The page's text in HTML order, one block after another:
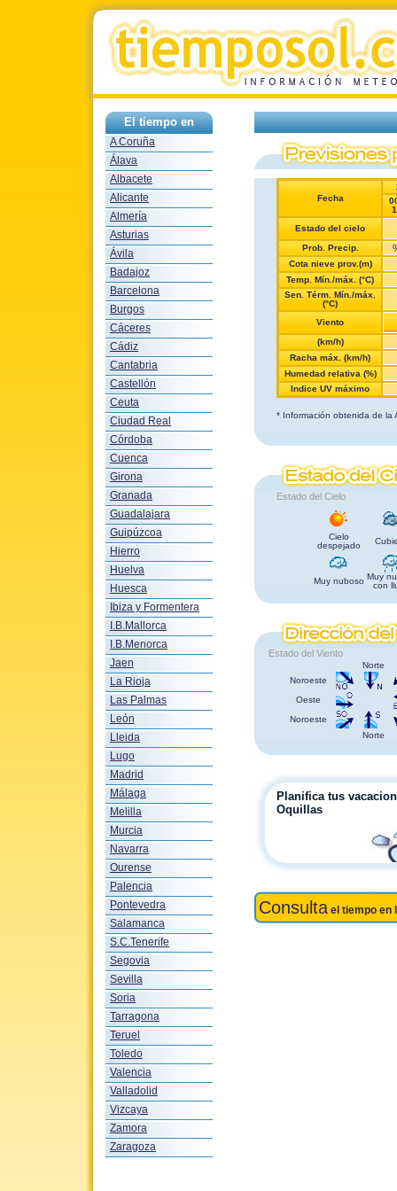
El tiempo en
A Coruña
Álava
Albacete
Alicante
Almería
Asturias
Ávila
Badajoz
Barcelona
Burgos
Cáceres
Cádiz
Cantabria
Castellón
Ceuta
Ciudad Real
Córdoba
Cuenca
Girona
Granada
Guadalajara
Guipúzcoa
Hierro
Huelva
Huesca
Ibiza y Formentera
I.B.Mallorca
I.B.Menorca
Jaen
La Rioja
Las Palmas
León
Lleida
Lugo
Madrid
Málaga
Melilla
Murcia
Navarra
Ourense
Palencia
Pontevedra
Salamanca
S.C.Tenerife
Segovia
Sevilla
Soria
Tarragona
Teruel
Toledo
Valencia
Valladolid
Vizcaya
Zamora
Zaragoza
Fecha
Estado del cielo
Prob. Precip.
Cota nieve prov.(m)
Temp. Mín./máx. (°C)
Sen. Térm. Mín./máx.
(°C)
Viento
(km/h)
Racha máx. (km/h)
Humedad relativa (%)
Indice UV máximo
* Información obtenida de la
Estado del Cielo
Cielo
despejado
Muy nuboso Muy
con
Estado del Viento
Norte
Noroeste
Oeste
Noroeste
Norte
Planifica tus
Oquillas
Consulta el tiempo en